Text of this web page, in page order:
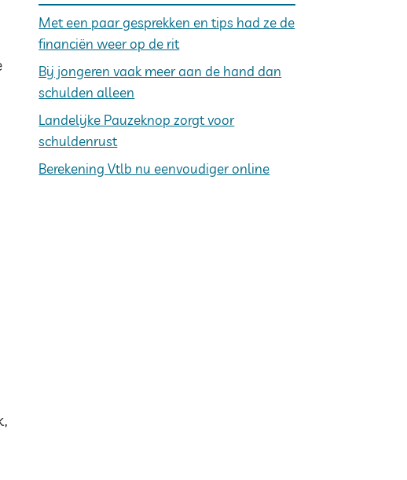
Met een paar gesprekken en tips had ze de
financiën weer op de rit
Bij jongeren vaak meer aan de hand dan
schulden alleen
Landelijke Pauzeknop zorgt voor
schuldenrust
Berekening Vtlb nu eenvoudiger online